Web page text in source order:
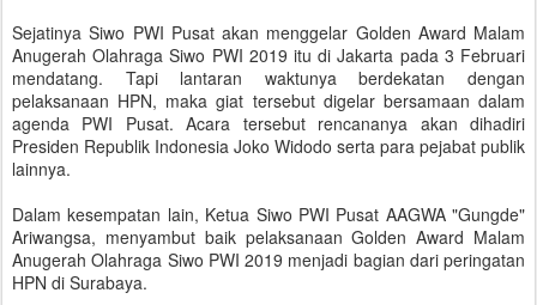
Sejatinya Siwo PWI Pusat akan menggelar Golden Award Malam
Anugerah Olahraga Siwo PWI 2019 itu di Jakarta pada 3 Februari
mendatang. Tapi lantaran waktunya berdekatan dengan
pelaksanaan HPN, maka giat tersebut digelar bersamaan dalam
agenda PWI Pusat. Acara tersebut rencananya akan dihadiri
Presiden Republik Indonesia Joko Widodo serta para pejabat publik
lainnya.
Dalam kesempatan lain, Ketua Siwo PWI Pusat AAGWA "Gungde"
Ariwangsa, menyambut baik pelaksanaan Golden Award Malam
Anugerah Olahraga Siwo PWI 2019 menjadi bagian dari peringatan
HPN di Surabaya.